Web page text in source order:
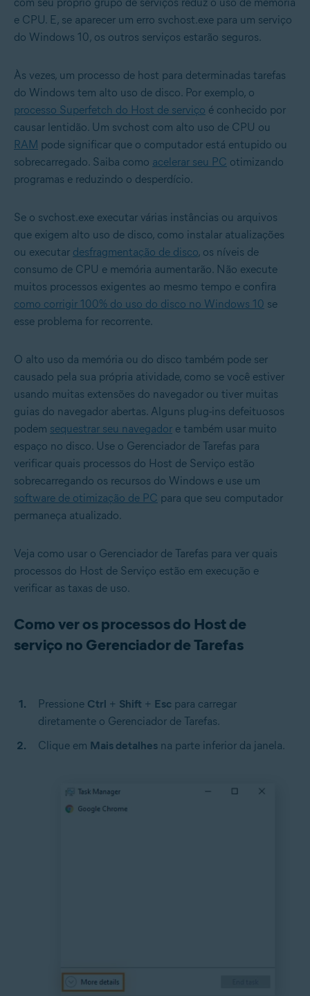
e CPU. E, se aparecer um erro svchost.exe para um serviço
do Windows 10, os outros serviços estarão seguros.
Às vezes, um processo de host para determinadas tarefas
do Windows tem alto uso de disco. Por exemplo, o
processo Superfetch do Host de serviço é conhecido por
causar lentidão. Um svchost com alto uso de CPU ou
RAM pode significar que o computador está entupido ou
sobrecarregado. Saiba como acelerar seu PC otimizando
programas e reduzindo o desperdício.
Se o svchost.exe executar várias instâncias ou arquivos
que exigem alto uso de disco, como instalar atualizações
ou executar desfragmentação de disco, os níveis de
consumo de CPU e memória aumentarão. Não execute
muitos processos exigentes ao mesmo tempo e confira
como corrigir 100% do uso do disco no Windows 10 se
esse problema for recorrente.
O alto uso da memória ou do disco também pode ser
causado pela sua própria atividade, como se você estiver
usando muitas extensões do navegador ou tiver muitas
guias do navegador abertas. Alguns plug-ins defeituosos
podem sequestrar seu navegador e também usar muito
espaço no disco. Use o Gerenciador de Tarefas para
verificar quais processos do Host de Serviço estão
sobrecarregando os recursos do Windows e use um
software de otimização de PC para que seu computador
permaneça atualizado.
Veja como usar o Gerenciador de Tarefas para ver quais
processos do Host de Serviço estão em execução e
verificar as taxas de uso.
Como ver os processos do Host de
serviço no Gerenciador de Tarefas
Pressione Ctrl + Shift + Esc para carregar
diretamente o Gerenciador de Tarefas.
Clique em Mais detalhes na parte inferior da janela.